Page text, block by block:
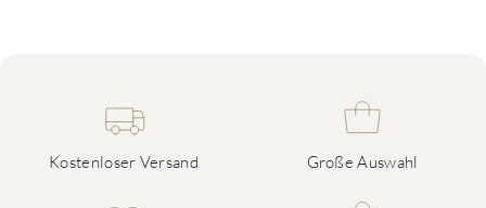
Kostenloser Versand Große Auswahl